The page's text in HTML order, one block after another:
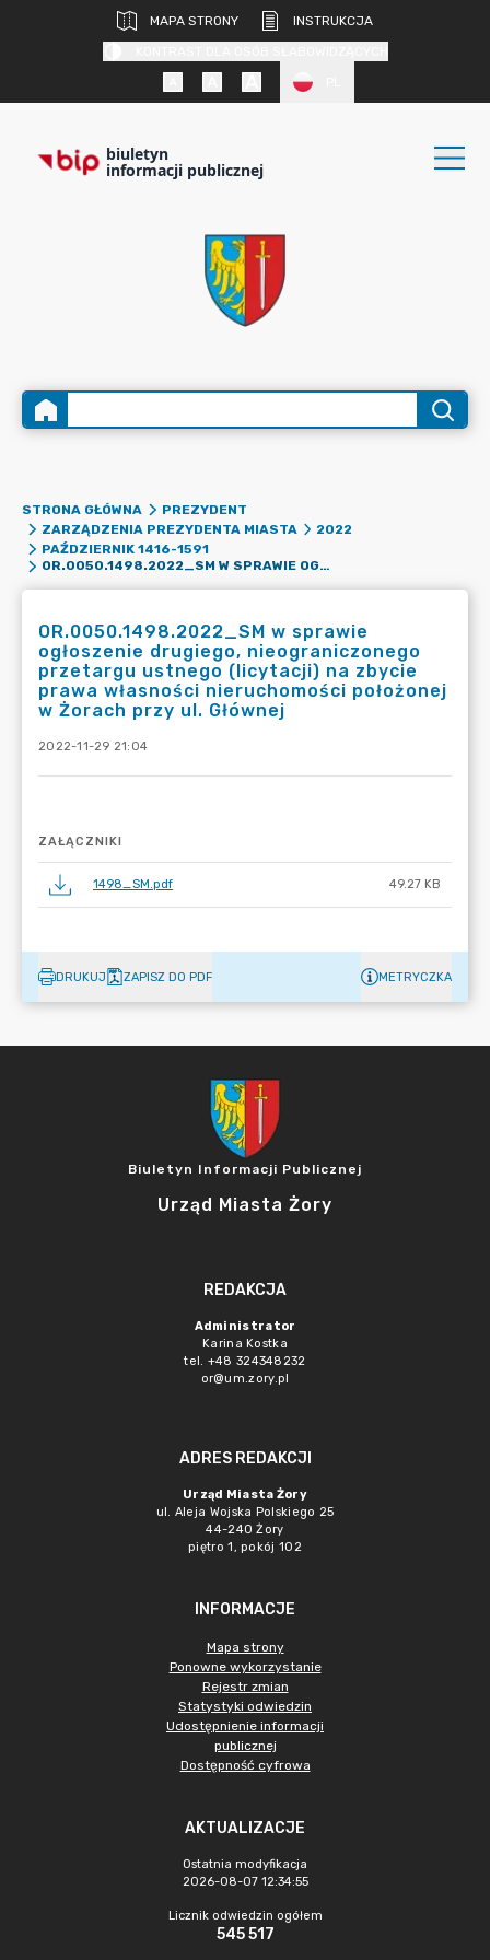
MAPA STRONY
INSTRUKCJA
biuletyn
informacji publicznej
STRONA GŁÓWNA
PREZYDENT
ZARZĄDZENIA PREZYDENTA MIASTA
2022
PAŹDZIERNIK 1416-1591
OR.0050.1498.2022_SM W SPRAWIE OGŁOSZENIE DRUGIEGO, NIEOGRANICZONEGO PRZETARGU USTNEGO (LICYTACJI) NA ZBYCIE PRAWA WŁASNOŚCI NIERUCHOMOŚCI POŁOŻONEJ W ŻORACH PRZY UL. GŁÓWNEJ
OR.0050.1498.2022_SM w sprawie
ogłoszenie drugiego, nieograniczonego
przetargu ustnego (licytacji) na zbycie
prawa własności nieruchomości położonej
w Żorach przy ul. Głównej
2022-11-29 21:04
ZAŁĄCZNIKI
1498_SM.pdf 49.27 KB
DRUKUJ ZAPISZ DO PDF METRYCZKA
Biuletyn Informacji Publicznej
Urząd Miasta Żory
REDAKCJA
Administrator
Karina Kostka
tel. +48 324348232
or@um.zory.pl
ADRES REDAKCJI
Urząd Miasta Żory
ul. Aleja Wojska Polskiego 25
44-240 Żory
piętro 1, pokój 102
INFORMACJE
Mapa strony
Ponowne wykorzystanie
Rejestr zmian
Statystyki odwiedzin
Udostępnienie informacji
publicznej
Dostępność cyfrowa
AKTUALIZACJE
Ostatnia modyfikacja
2026-08-07 12:34:55
Licznik odwiedzin ogółem
545 517